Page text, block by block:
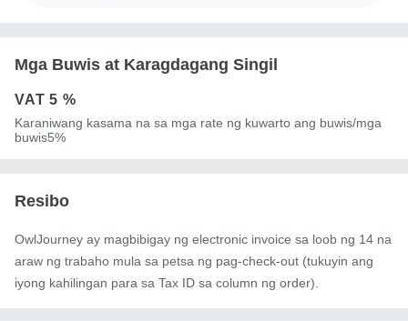
Mga Buwis at Karagdagang Singil
VAT5 %
Karaniwang kasama na sa mga rate ng kuwarto ang buwis/mga
buwis5%
Resibo
OwlJourney ay magbibigay ng electronic invoice sa loob ng 14 na
araw ng trabaho mula sa petsa ng pag-check-out (tukuyin ang
iyong kahilingan para sa Tax ID sa column ng order).